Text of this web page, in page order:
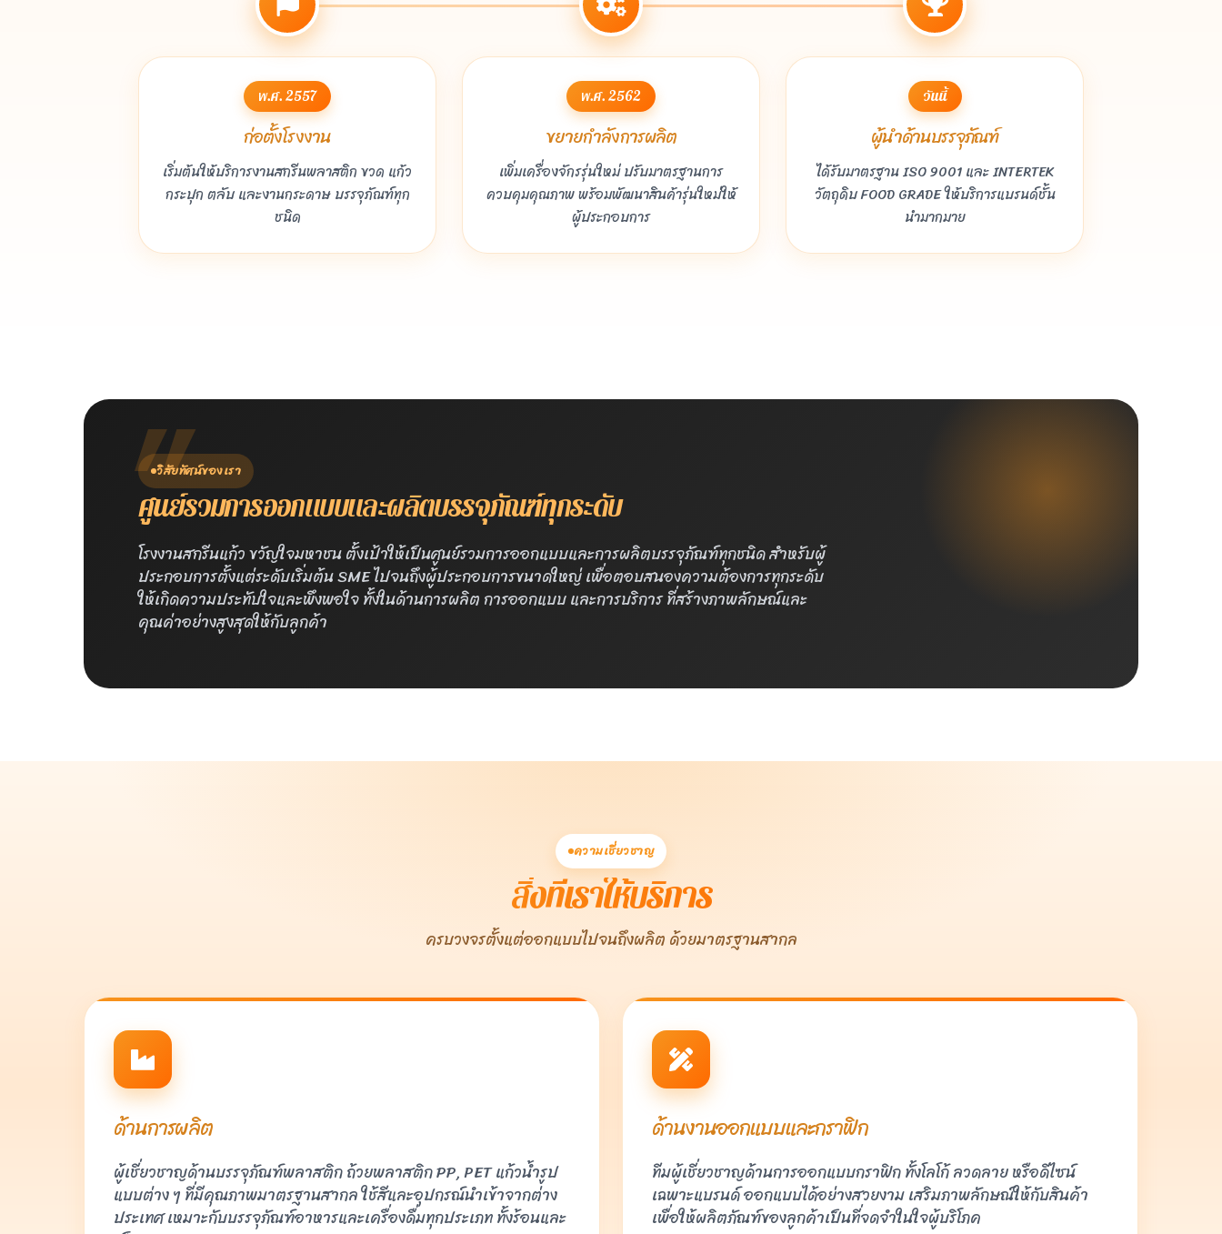
พ.ศ. 2557
ก่อตั้งโรงงาน
เริ่มต้นให้บริการงานสกรีนพลาสติก ขวด แก้ว
กระปุก ตลับ และงานกระดาษ บรรจุภัณฑ์ทุก
ชนิด
พ.ศ. 2562
ขยายกำลังการผลิต
เพิ่มเครื่องจักรรุ่นใหม่ ปรับมาตรฐานการ
ควบคุมคุณภาพ พร้อมพัฒนาสินค้ารุ่นใหม่ให้
ผู้ประกอบการ
วันนี้
ผู้นำด้านบรรจุภัณฑ์
ได้รับมาตรฐาน ISO 9001 และ INTERTEK
วัตถุดิบ FOOD GRADE ให้บริการแบรนด์ชั้น
นำมากมาย
วิสัยทัศน์ของเรา
ศูนย์รวมการออกแบบและผลิตบรรจุภัณฑ์ทุกระดับ
โรงงานสกรีนแก้ว ขวัญใจมหาชน ตั้งเป้าให้เป็นศูนย์รวมการออกแบบและการผลิตบรรจุภัณฑ์ทุกชนิด สำหรับผู้
ประกอบการตั้งแต่ระดับเริ่มต้น SME ไปจนถึงผู้ประกอบการขนาดใหญ่ เพื่อตอบสนองความต้องการทุกระดับ
ให้เกิดความประทับใจและพึงพอใจ ทั้งในด้านการผลิต การออกแบบ และการบริการ ที่สร้างภาพลักษณ์และ
คุณค่าอย่างสูงสุดให้กับลูกค้า
ความเชี่ยวชาญ
สิ่งที่เราให้บริการ
ครบวงจรตั้งแต่ออกแบบไปจนถึงผลิต ด้วยมาตรฐานสากล
ด้านการผลิต
ผู้เชี่ยวชาญด้านบรรจุภัณฑ์พลาสติก ถ้วยพลาสติก PP, PET แก้วน้ำรูป
แบบต่าง ๆ ที่มีคุณภาพมาตรฐานสากล ใช้สีและอุปกรณ์นำเข้าจากต่าง
ประเทศ เหมาะกับบรรจุภัณฑ์อาหารและเครื่องดื่มทุกประเภท ทั้งร้อนและ
ด้านงานออกแบบและกราฟิก
ทีมผู้เชี่ยวชาญด้านการออกแบบกราฟิก ทั้งโลโก้ ลวดลาย หรือดีไซน์
เฉพาะแบรนด์ ออกแบบได้อย่างสวยงาม เสริมภาพลักษณ์ให้กับสินค้า
เพื่อให้ผลิตภัณฑ์ของลูกค้าเป็นที่จดจำในใจผู้บริโภค